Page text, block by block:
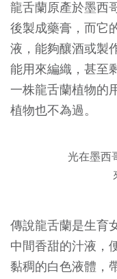
龍舌蘭原產於墨西
後製成藥膏，而它
液，能夠釀酒或製
能用來編織，甚至
一株龍舌蘭植物的
植物也不為過。
光在墨西
傳說龍舌蘭是生育
中間香甜的汁液，
黏稠的白色液體，